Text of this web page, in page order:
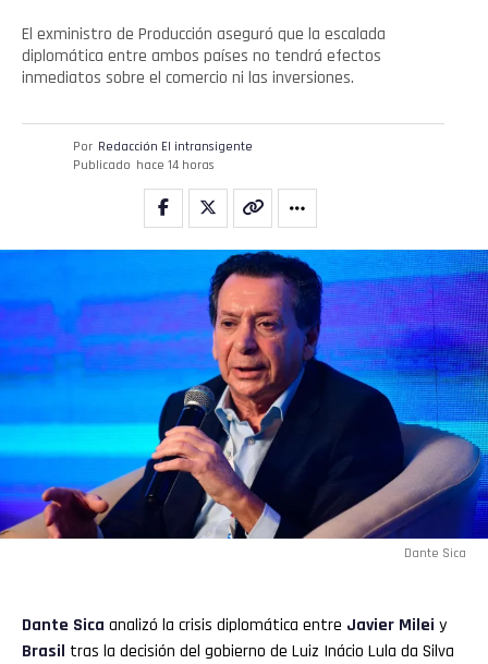
El exministro de Producción aseguró que la escalada
diplomática entre ambos países no tendrá efectos
inmediatos sobre el comercio ni las inversiones.
Por Redacción El intransigente
Publicado hace 14 horas
Dante Sica
Dante Sica analizó la crisis diplomática entre Javier Milei y
Brasil tras la decisión del gobierno de Luiz Inácio Lula da Silva